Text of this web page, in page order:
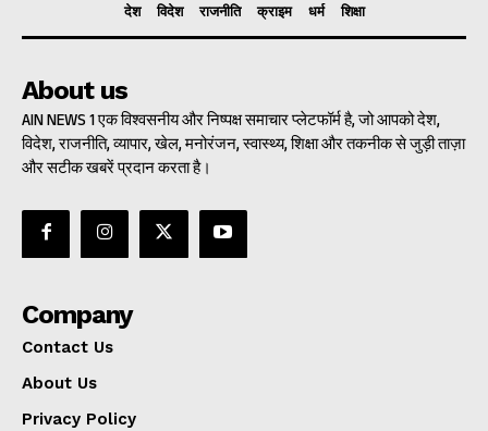
देश विदेश राजनीति क्राइम धर्म शिक्षा
About us
AIN NEWS 1 एक विश्वसनीय और निष्पक्ष समाचार प्लेटफॉर्म है, जो आपको देश,
विदेश, राजनीति, व्यापार, खेल, मनोरंजन, स्वास्थ्य, शिक्षा और तकनीक से जुड़ी ताज़ा
और सटीक खबरें प्रदान करता है।
Company
Contact Us
About Us
Privacy Policy